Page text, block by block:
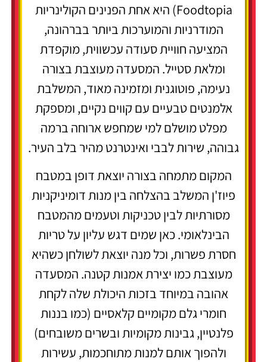
Foodtopia) היא אחת הפנינים הקולינריות
המודרניות והמוערכות ביותר בברהונה,
המציעה חוויית סעודה עכשווית, מוקפדת
ומלאת סטייל. המסעדה מעוצבת בצורה
נעימה, פוטוגנית ומזמינה מאוד, המשלבת
אלמנטים טבעיים עם קווים נקיים, ומספקת
מפלט מושלם למי שמחפש ארוחה ברמה
גבוהה, שירות לבבי ואינטרנט מהיר בלב העיר.
המקום מתמחה בצורה יוצאת דופן במטבח
פיוז'ן המשלב בהצלחה בין מנות דומיניקניות
מסורתיות לבין טכניקות וטעמים מהמטבח
הבינלאומי. כאן שמים דגש עליון על טריות
חסרת פשרות, וכל מנה יוצאת לשולחן כשהיא
מעוצבת כמו יצירת אמנות קטנה. המסעדה
אהובה במיוחד בזכות היכולת שלה לקחת
חומרי גלם מקומיים קלאסיים (כמו בננות
פלנטיין, גבינות מקומיות ובשרים משובחים)
ולהפוך אותם למנות מתוחכמות, עשירות